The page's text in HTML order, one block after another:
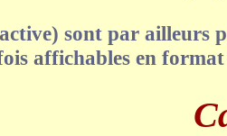
sont par
affichables en